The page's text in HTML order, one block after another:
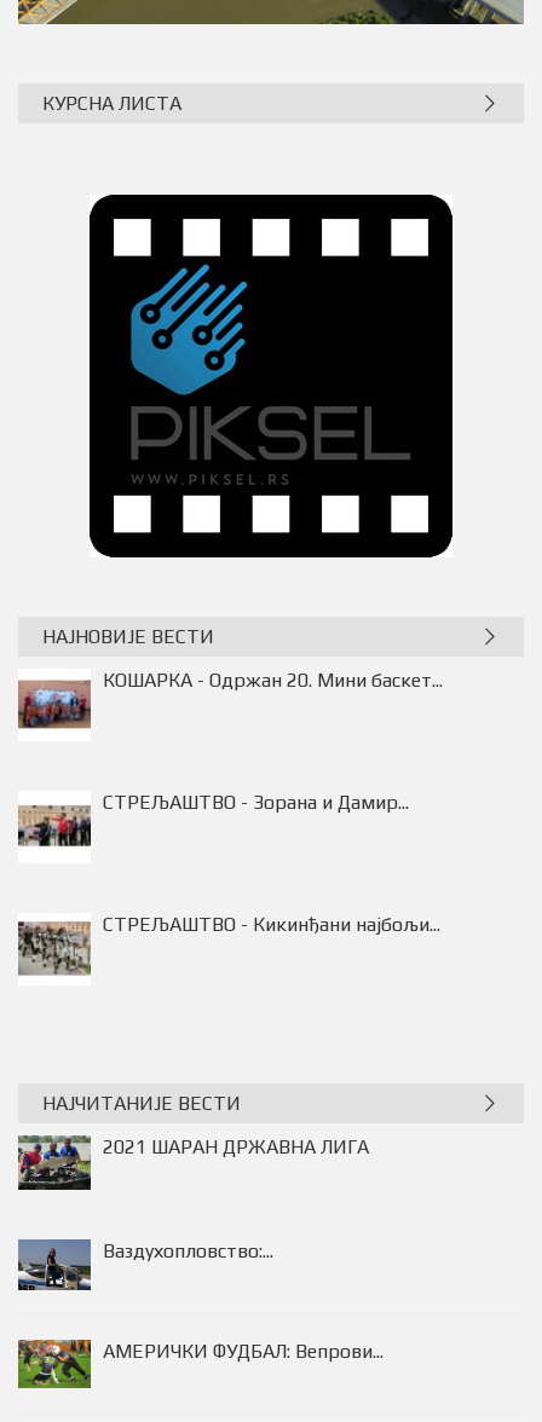
КУРСНА ЛИСТА
НАЈНОВИЈЕ ВЕСТИ
ОДБОЈКА - ОДБОJКА ЗОВЕ – МОJ...
НАЈЧИТАНИЈЕ ВЕСТИ
2021 ШАРАН ДРЖАВНА ЛИГА
Ваздухопловство:...
АМЕРИЧКИ ФУДБАЛ: Вепрови...